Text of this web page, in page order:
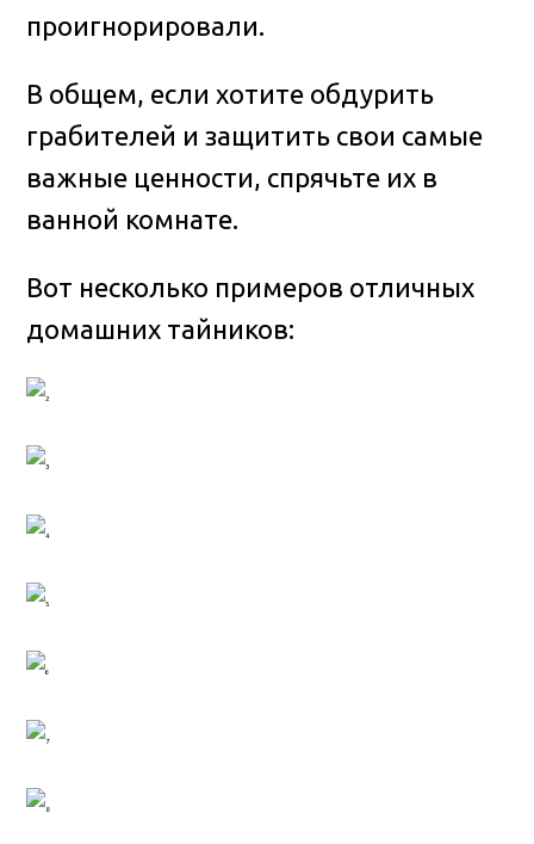
проигнорировали.
В общем, если хотите обдурить
грабителей и защитить свои самые
важные ценности, спрячьте их в
ванной комнате.
Вот несколько примеров отличных
домашних тайников: